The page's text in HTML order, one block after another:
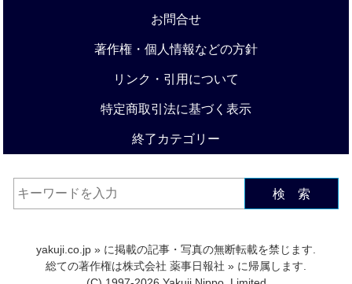
お問合せ
著作権・個人情報などの方針
リンク・引用について
特定商取引法に基づく表示
終了カテゴリー
検 索
yakuji.co.jp » に掲載の記事・写真の無断転載を禁じます.
総ての著作権は株式会社 薬事日報社 » に帰属します.